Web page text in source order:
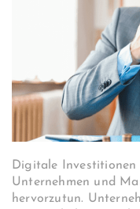
Digitale Investitionen
Unternehmen und
hervorzutun.